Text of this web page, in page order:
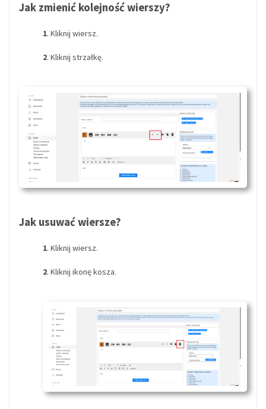
Jak zmienić kolejność wierszy?
1. Kliknij wiersz.
2. Kliknij strzałkę.
Jak usuwać wiersze?
1. Kliknij wiersz.
2. Kliknij ikonę kosza.